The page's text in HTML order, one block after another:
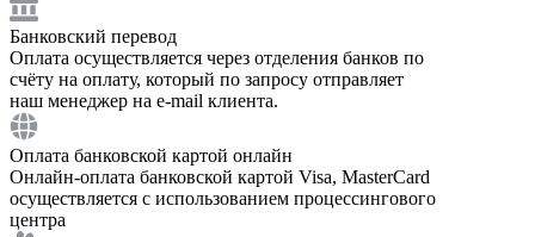
Банковский перевод
Оплата осуществляется через отделения банков по
счёту на оплату, который по запросу отправляет
наш менеджер на e-mail клиента.
Оплата банковской картой онлайн
Онлайн-оплата банковской картой Visa, MasterCard
осуществляется с использованием процессингового
центра